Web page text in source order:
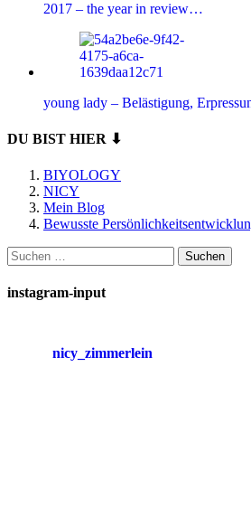
2017 – the year in review…
young lady – Belästigung,
DU BIST HIER ⬇
BIYOLOGY
NICY
Mein Blog
Bewusste
Suchen
nach:
instagram-input
nicy_zimmerlein